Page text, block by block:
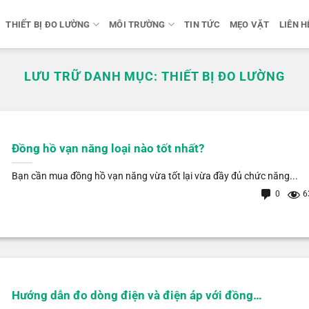
THIẾT BỊ ĐO LƯỜNG MÔI TRƯỜNG TIN TỨC MẸO VẶT LIÊN
LƯU TRỮ DANH MỤC: THIẾT BỊ ĐO LƯỜNG
Đồng hồ vạn năng loại nào tốt nhất?
Bạn cần mua đồng hồ vạn năng vừa tốt lại vừa đầy đủ chức năng...
0
Hướng dẫn đo dòng điện và điện áp với đồng…